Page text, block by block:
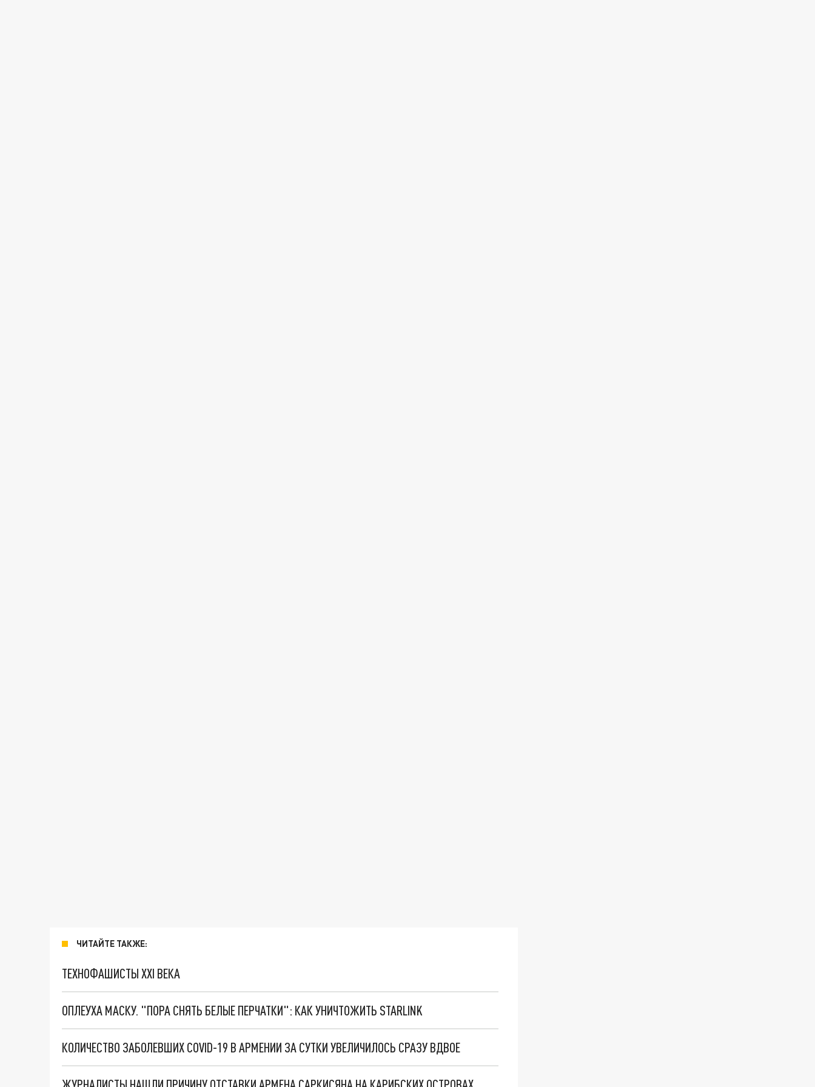
ЧИТАЙТЕ ТАКЖЕ:
ТЕХНОФАШИСТЫ XXI ВЕКА
ОПЛЕУХА МАСКУ. "ПОРА СНЯТЬ БЕЛЫЕ ПЕРЧАТКИ": КАК УНИЧТОЖИТЬ STARLINK
КОЛИЧЕСТВО ЗАБОЛЕВШИХ COVID-19 В АРМЕНИИ ЗА СУТКИ УВЕЛИЧИЛОСЬ СРАЗУ ВДВОЕ